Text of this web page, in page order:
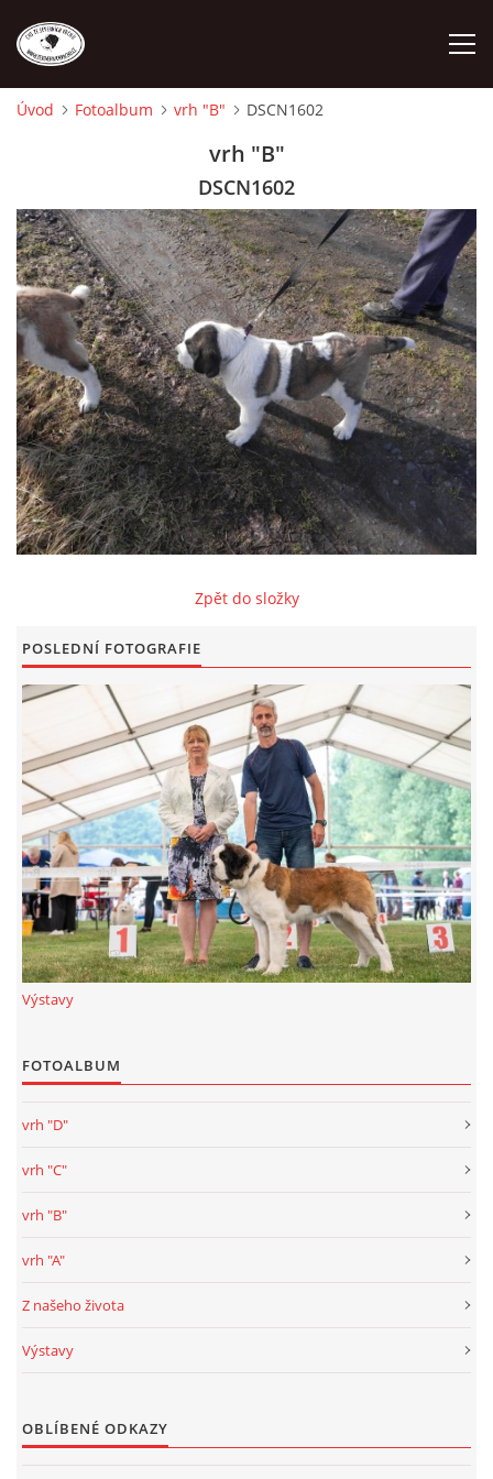
STANDARD
FENY
ŠTĚŇATA
VÝSTAVNÍ ÚSPĚCHY NAŠÍ CHS
FOTOALBUM
KONTAKT
© CHS ze Severních vrchů | Aktualizováno: 20. 7. 2026
Úvod Fotoalbum vrh "B" DSCN1602
vrh "B"
DSCN1602
Zpět do složky
POSLEDNÍ FOTOGRAFIE
Výstavy
FOTOALBUM
vrh "D"
vrh "C"
vrh "B"
vrh "A"
Z našeho života
Výstavy
OBLÍBENÉ ODKAZY